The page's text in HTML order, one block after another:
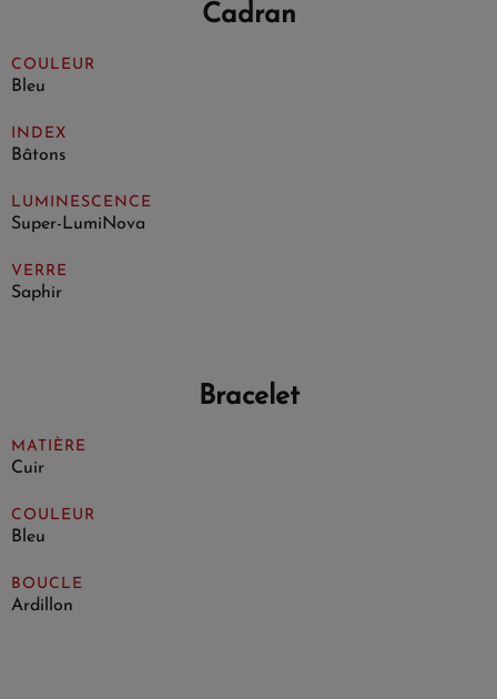
Cadran
COULEUR
Bleu
INDEX
Bâtons
LUMINESCENCE
Super-LumiNova
VERRE
Saphir
Bracelet
MATIÈRE
Cuir
COULEUR
Bleu
BOUCLE
Ardillon